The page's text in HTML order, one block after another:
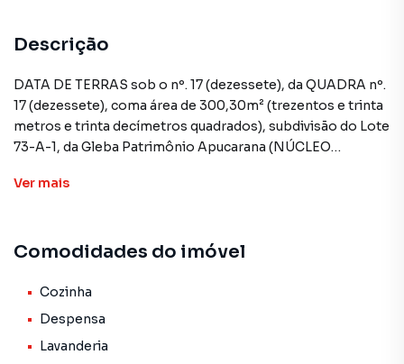
Descrição
DATA DE TERRAS sob o nº. 17 (dezessete), da QUADRA nº.
17 (dezessete), coma área de 300,30m² (trezentos e trinta
metros e trinta decímetros quadrados), subdivisão do Lote
73-A-1, da Gleba Patrimônio Apucarana (NÚCLEO
seguintes divisas e concentrações: ao NORTE, limita-se
ao SUL, limita-se com a data 15 da mesma quadra, numa
centímetros lineares); a LESTE, limita-se com a Rua
Caviúna, numa distância de 11,00 m (onze metros lineares);
distância de 11,00 m (onze metros lineares) ; contendo uma
Ver mais
Comodidades do imóvel
Cozinha
Despensa
Lavanderia